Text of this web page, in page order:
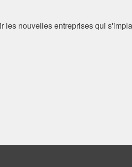
les nouvelles entreprises qui